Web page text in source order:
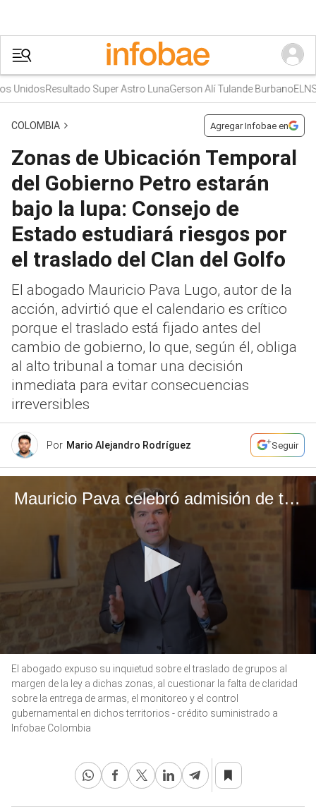
Resultado Super Astro LunaGerson Alí Tulande BurbanoELN
COLOMBIA Agregar Infobae en
Zonas de Ubicación Temporal
del Gobierno Petro estarán
bajo la lupa: Consejo de
Estado estudiará riesgos por
el traslado del Clan del Golfo
El abogado Mauricio Pava Lugo, autor de la
acción, advirtió que el calendario es crítico
porque el traslado está fijado antes del
cambio de gobierno, lo que, según él, obliga
al alto tribunal a tomar una decisión
inmediata para evitar consecuencias
irreversibles
Por Mario Alejandro Rodríguez Seguir
Mauricio Pava celebró admisión de tutela en el Consejo de Estado sobre las Zonas de Ubicación Temporal
seconds
seconds
El abogado expuso su inquietud sobre el traslado de grupos al
margen de la ley a dichas zonas, al cuestionar la falta de claridad
sobre la entrega de armas, el monitoreo y el control
gubernamental en dichos territorios - crédito suministrado a
Infobae Colombia